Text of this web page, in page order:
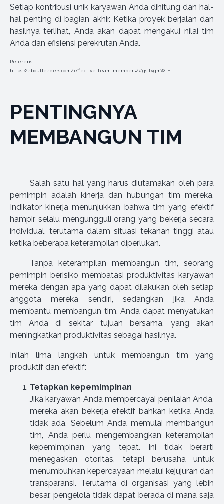
Setiap kontribusi unik karyawan Anda dihitung dan hal-
hal penting di bagian akhir. Ketika proyek berjalan dan
hasilnya terlihat, Anda akan dapat mengakui nilai tim
Anda dan efisiensi perekrutan Anda.
Referensi:
https://aboutleaders.com/effective-team-members/#gs.TvgmWtE
PENTINGNYA
MEMBANGUN TIM
Salah satu hal yang harus diutamakan oleh para
pemimpin adalah kinerja dan hubungan tim mereka.
Indikator kinerja menunjukkan bahwa tim yang efektif
hampir selalu mengungguli orang yang bekerja secara
individual, terutama dalam situasi tekanan tinggi atau
ketika beberapa keterampilan diperlukan.
Tanpa keterampilan membangun tim, seorang
pemimpin berisiko membatasi produktivitas karyawan
mereka dengan apa yang dapat dilakukan oleh setiap
anggota mereka sendiri, sedangkan jika Anda
membantu membangun tim, Anda dapat menyatukan
tim Anda di sekitar tujuan bersama, yang akan
meningkatkan produktivitas sebagai hasilnya.
Inilah lima langkah untuk membangun tim yang
produktif dan efektif:
Tetapkan kepemimpinan
Jika karyawan Anda mempercayai penilaian Anda,
mereka akan bekerja efektif bahkan ketika Anda
tidak ada. Sebelum Anda memulai membangun
tim, Anda perlu mengembangkan keterampilan
kepemimpinan yang tepat. Ini tidak berarti
menegaskan otoritas, tetapi berusaha untuk
menumbuhkan kepercayaan melalui kejujuran dan
transparansi. Terutama di organisasi yang lebih
besar, pengelola tidak dapat berada di mana saja